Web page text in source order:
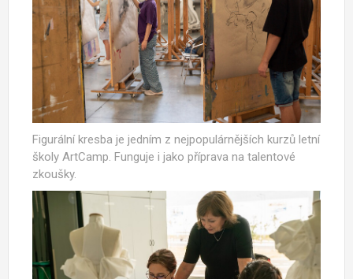
Figurální kresba je jedním z nejpopulárnějších kurzů letní
školy ArtCamp. Funguje i jako příprava na talentové
zkoušky.